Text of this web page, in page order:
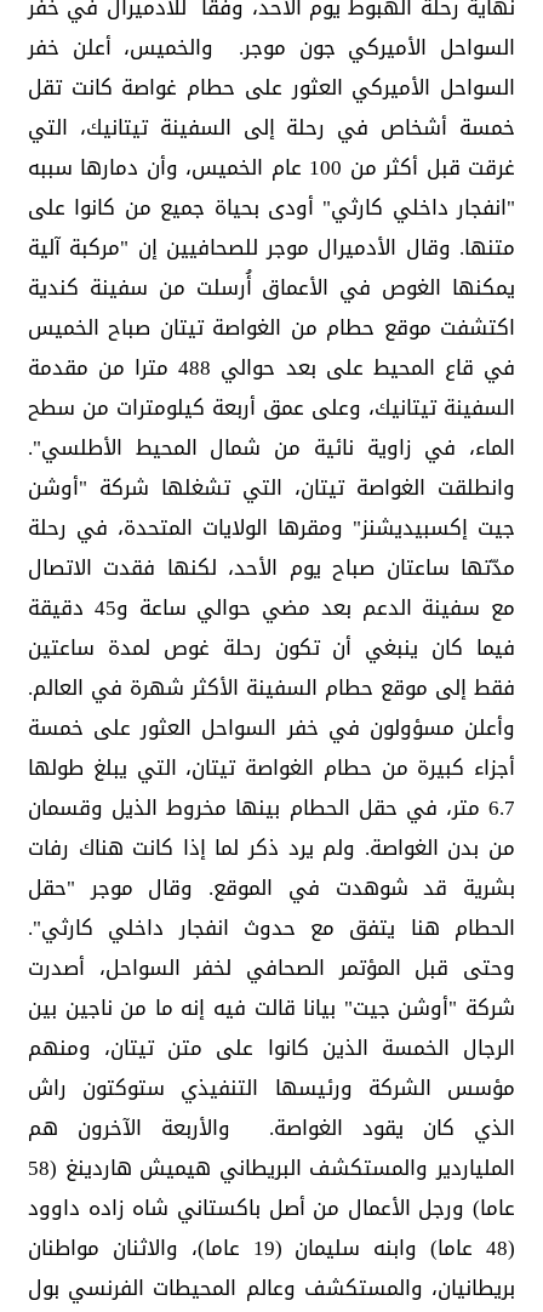
نهاية رحلة الهبوط يوم الأحد، وفقاً ‏للأدميرال في خفر
السواحل الأميركي جون موجر. ‏ والخميس، أعلن خفر
السواحل الأميركي العثور على حطام ‏غواصة كانت تقل
خمسة أشخاص في رحلة إلى السفينة ‏تيتانيك، التي
غرقت قبل أكثر من 100 عام الخميس، وأن ‏دمارها سببه
"انفجار داخلي كارثي" أودى بحياة جميع من ‏كانوا على
متنها.‏ وقال الأدميرال موجر للصحافيين إن "مركبة آلية
يمكنها ‏الغوص في الأعماق أُرسلت من سفينة كندية
اكتشفت موقع ‏حطام من الغواصة تيتان صباح الخميس
في قاع المحيط على ‏بعد حوالي 488 مترا من مقدمة
السفينة تيتانيك، وعلى عمق ‏أربعة كيلومترات من سطح
الماء، في زاوية نائية من شمال ‏المحيط الأطلسي".‏
وانطلقت الغواصة تيتان، التي تشغلها شركة "أوشن
جيت ‏إكسبيديشنز" ومقرها الولايات المتحدة، في رحلة
مدّتها ‏ساعتان صباح يوم الأحد، لكنها فقدت الاتصال
مع سفينة الدعم ‏بعد مضي حوالي ساعة و45 دقيقة
فيما كان ينبغي أن تكون ‏رحلة غوص لمدة ساعتين
فقط إلى موقع حطام السفينة الأكثر ‏شهرة في العالم.‏
وأعلن مسؤولون في خفر السواحل العثور على خمسة
أجزاء ‏كبيرة من حطام الغواصة تيتان، التي يبلغ طولها
6.7 متر، ‏في حقل الحطام بينها مخروط الذيل وقسمان
من بدن ‏الغواصة. ولم يرد ذكر لما إذا كانت هناك رفات
بشرية قد ‏شوهدت في الموقع.‏ وقال موجر "حقل
الحطام هنا يتفق مع حدوث انفجار داخلي ‏كارثي".‏
وحتى قبل المؤتمر الصحافي لخفر السواحل، أصدرت
شركة ‏‏"أوشن جيت" بيانا قالت فيه إنه ما من ناجين بين
الرجال ‏الخمسة الذين كانوا على متن تيتان، ومنهم
مؤسس الشركة ‏ورئيسها التنفيذي ستوكتون راش
الذي كان يقود الغواصة.‏
والأربعة الآخرون هم
الملياردير والمستكشف البريطاني ‏هيميش هاردينغ (58
عاما) ورجل الأعمال من أصل ‏باكستاني شاه زاده داوود
(48 عاما) وابنه سليمان (19 ‏عاما)، والاثنان مواطنان
بريطانيان، والمستكشف وعالم ‏المحيطات الفرنسي بول